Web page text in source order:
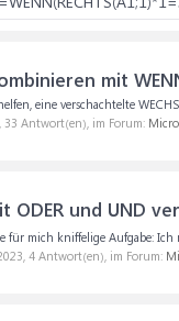
mit
eine verschachtelte
, 33 Antwort(en), im Forum:
ODER und UND
für mich kniffelige Aufgabe:
, 4 Antwort(en), im Forum: